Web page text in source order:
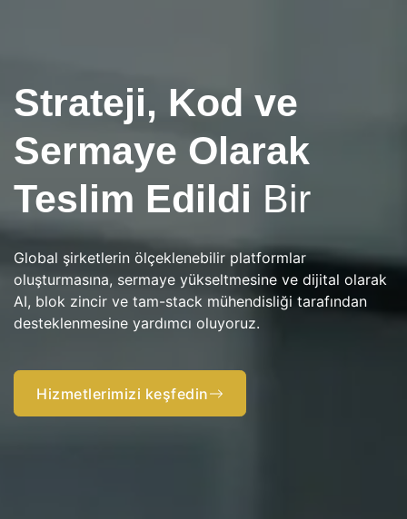
Bina What's Next in
the Building What's
Next in Yapay Zeka
ve Web3
Stratejiden ve yatırıma ve otomasyona uygulamak
Şimdi başlayın
Strateji, Kod ve
Sermaye Olarak
Teslim Edildi Bir
Global şirketlerin ölçeklenebilir platformlar
oluşturmasına, sermaye yükseltmesine ve dijital olarak
AI, blok zincir ve tam-stack mühendisliği tarafından
desteklenmesine yardımcı oluyoruz.
Hizmetlerimizi keşfedin